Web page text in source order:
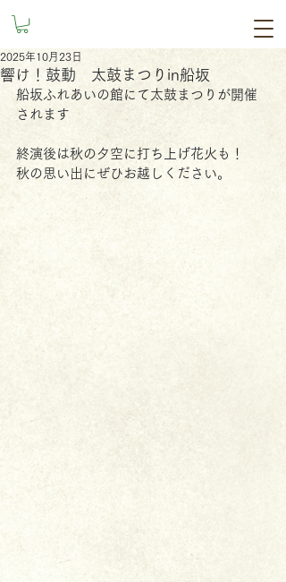
響け！鼓動 太鼓まつりin船坂
2025年10月23日
船坂ふれあいの館にて太鼓まつりが開催
されます
終演後は秋の夕空に打ち上げ花火も！
秋の思い出にぜひお越しください。